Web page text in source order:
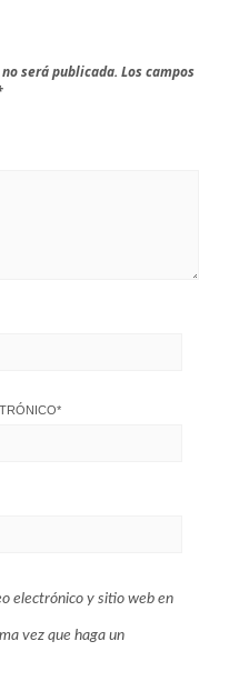
será publicada. Los campos
*
electrónico y sitio web en
vez que haga un